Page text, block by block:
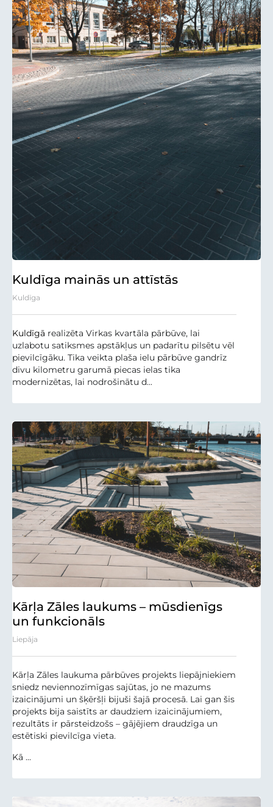
Kuldīga mainās un attīstās
Kuldīga
Kuldīgā realizēta Virkas kvartāla pārbūve, lai
uzlabotu satiksmes apstākļus un padarītu pilsētu vēl
pievilcīgāku. Tika veikta plaša ielu pārbūve gandrīz
divu kilometru garumā piecas ielas tika
modernizētas, lai nodrošinātu d...
Kārļa Zāles laukums – mūsdienīgs
un funkcionāls
Liepāja
Kārļa Zāles laukuma pārbūves projekts liepājniekiem
sniedz neviennozīmīgas sajūtas, jo ne mazums
izaicinājumi un šķēršļi bijuši šajā procesā. Lai gan šis
projekts bija saistīts ar daudziem izaicinājumiem,
rezultāts ir pārsteidzošs – gājējiem draudzīga un
estētiski pievilcīga vieta.
Kā ...